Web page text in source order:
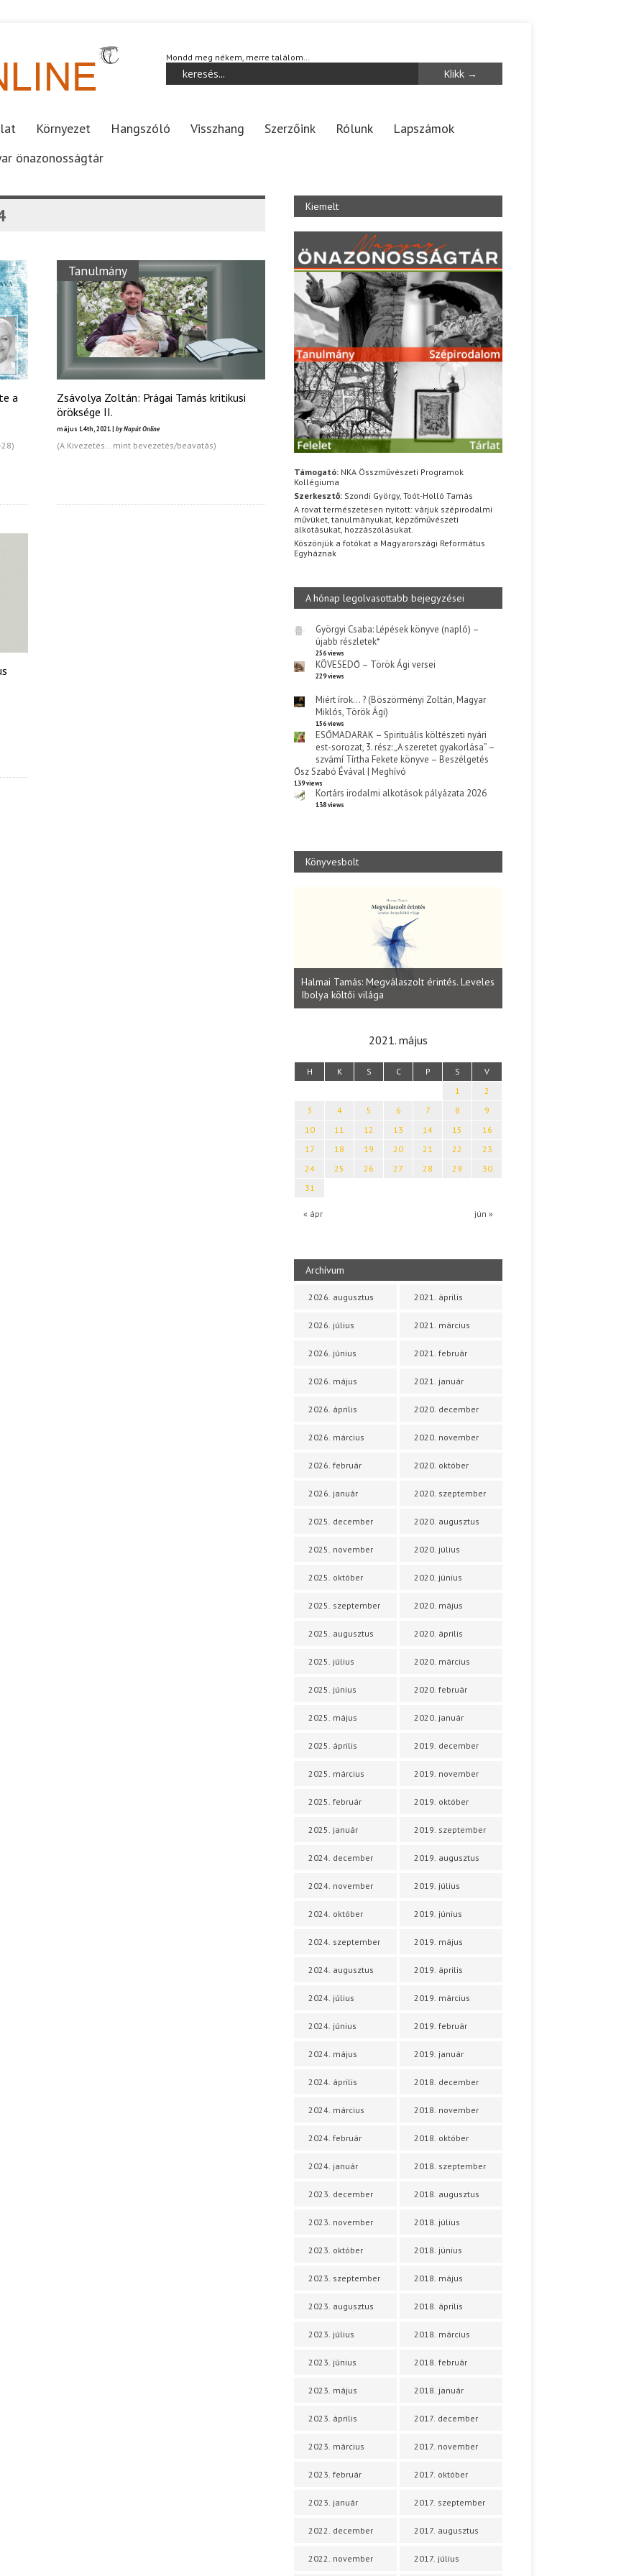
Mondd meg nékem, merre találom…
Környezet Hangszóló Visszhang Szerzőink Rólunk
Lapszámok
önazonosságtár
a
28)
Tanulmány
Zsávolya Zoltán: Prágai Tamás kritikusi
öröksége II.
május 14th, 2021 | by Napút Online
(A Kivezetés… mint bevezetés/beavatás)
Kiemelt
Támogató: NKA Összművészeti Programok
Kollégiuma
Szerkesztő: Szondi György, Toót-Holló Tamás
A rovat természetesen nyitott: várjuk szépirodalmi
művüket, tanulmányukat, képzőművészeti
alkotásukat, hozzászólásukat.
Köszönjük a fotókat a Magyarországi Református
Egyháznak
A hónap legolvasottabb bejegyzései
Györgyi Csaba: Lépések könyve (napló) –
újabb részletek*
256 views
KÖVESEDŐ – Török Ági versei
229 views
Miért írok… ? (Böszörményi Zoltán, Magyar
Miklós, Török Ági)
156 views
ESŐMADARAK – Spirituális költészeti nyári
est-sorozat, 3. rész: „A szeretet gyakorlása” –
szvámí Tírtha Fekete könyve – Beszélgetés
Ősz Szabó Évával | Meghívó
139 views
Kortárs irodalmi alkotások pályázata 2026
138 views
Könyvesbolt
Halmai Tamás: Megválaszolt érintés. Leveles
Ibolya költői világa
2021. május
H K S C P S V
« ápr jún »
1
2
3
4 5 6 7 8
9
10
11 12 13 14 15
16
17
18 19 20 21 22
23
24
25 26 27 28 29
30
31
Archívum
2026. augusztus
2026. július
2026. június
2026. május
2026. április
2026. március
2026. február
2026. január
2025. december
2025. november
2025. október
2025. szeptember
2025. augusztus
2025. július
2025. június
2025. május
2025. április
2025. március
2025. február
2025. január
2024. december
2024. november
2024. október
2024. szeptember
2024. augusztus
2024. július
2024. június
2024. május
2024. április
2024. március
2024. február
2024. január
2023. december
2023. november
2023. október
2023. szeptember
2023. augusztus
2023. július
2023. június
2023. május
2023. április
2023. március
2023. február
2023. január
2022. december
2022. november
2021. április
2021. március
2021. február
2021. január
2020. december
2020. november
2020. október
2020. szeptember
2020. augusztus
2020. július
2020. június
2020. május
2020. április
2020. március
2020. február
2020. január
2019. december
2019. november
2019. október
2019. szeptember
2019. augusztus
2019. július
2019. június
2019. május
2019. április
2019. március
2019. február
2019. január
2018. december
2018. november
2018. október
2018. szeptember
2018. augusztus
2018. július
2018. június
2018. május
2018. április
2018. március
2018. február
2018. január
2017. december
2017. november
2017. október
2017. szeptember
2017. augusztus
2017. július